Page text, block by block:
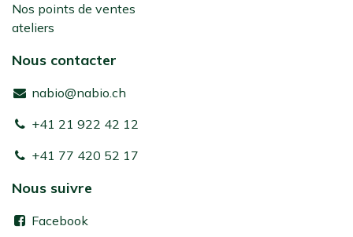
Nos points de ventes
ateliers
Nous contacter
nabio@nabio.ch
+41 21 922 42 12
+41 77 420 52 17
Nous suivre
Facebook